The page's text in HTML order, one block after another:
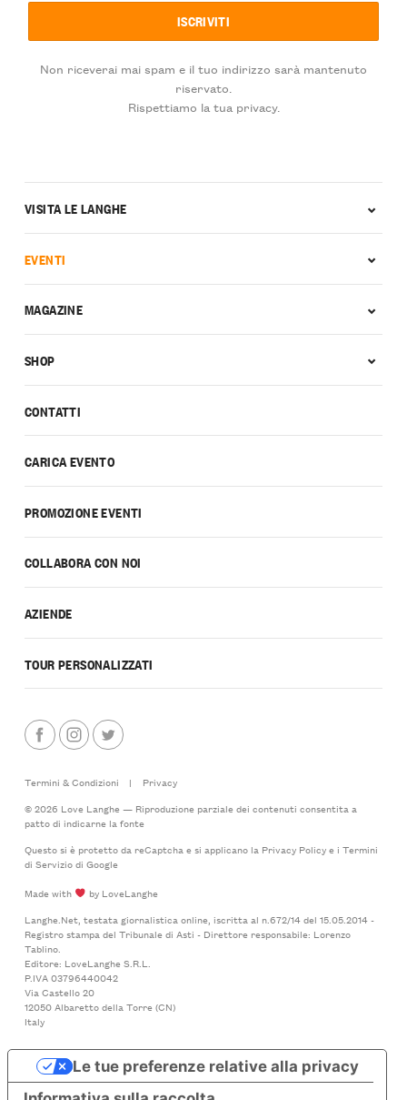
Non riceverai mai spam e il tuo indirizzo sarà mantenuto
riservato.
Rispettiamo la tua privacy.
CONTATTI
CARICA EVENTO
PROMOZIONE EVENTI
COLLABORA CON NOI
AZIENDE
TOUR PERSONALIZZATI
VISITA LE LANGHE
EVENTI
MAGAZINE
SHOP
Termini & Condizioni |
Privacy
© 2026 Love Langhe — Riproduzione parziale dei contenuti consentita a
patto di indicarne la fonte
Questo si è protetto da reCaptcha e si applicano la Privacy Policye i Termini
di Serviziodi Google
Made with
by LoveLanghe
Langhe.Net, testata giornalistica online, iscritta al n.672/14 del 15.05.2014 -
Registro stampa del Tribunale di Asti - Direttore responsabile: Lorenzo
Tablino.
Editore: LoveLanghe S.R.L.
P.IVA 03796440042
Via Castello 20
12050 Albaretto della Torre (CN)
Italy
Le tue preferenze relative alla privacy